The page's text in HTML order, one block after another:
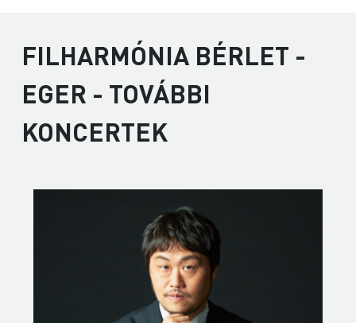
FILHARMÓNIA BÉRLET -
EGER - TOVÁBBI
KONCERTEK